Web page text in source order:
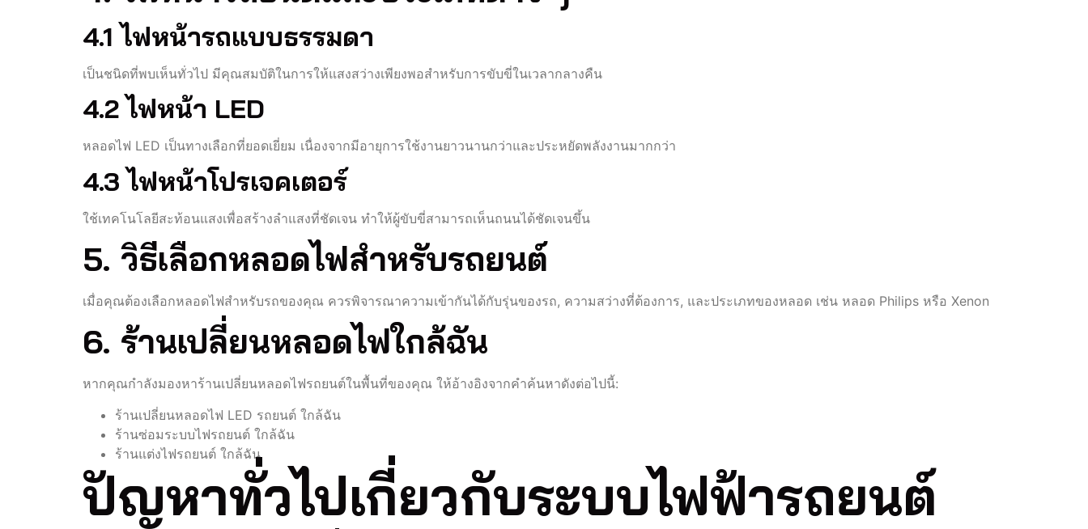
4.1 ไฟหน้ารถแบบธรรมดา
เป็นชนิดที่พบเห็นทั่วไป มีคุณสมบัติในการให้แสงสว่างเพียงพอสำหรับการขับขี่ในเวลากลางคืน
4.2 ไฟหน้า LED
หลอดไฟ LED เป็นทางเลือกที่ยอดเยี่ยม เนื่องจากมีอายุการใช้งานยาวนานกว่าและประหยัดพลังงานมากกว่า
4.3 ไฟหน้าโปรเจคเตอร์
ใช้เทคโนโลยีสะท้อนแสงเพื่อสร้างลำแสงที่ชัดเจน ทำให้ผู้ขับขี่สามารถเห็นถนนได้ชัดเจนขึ้น
5. วิธีเลือกหลอดไฟสำหรับรถยนต์
เมื่อคุณต้องเลือกหลอดไฟสำหรับรถของคุณ ควรพิจารณาความเข้ากันได้กับรุ่นของรถ, ความสว่างที่ต้องการ, และประเภทของหลอด เช่น หลอด Philips หรือ Xenon
6. ร้านเปลี่ยนหลอดไฟใกล้ฉัน
หากคุณกำลังมองหาร้านเปลี่ยนหลอดไฟรถยนต์ในพื้นที่ของคุณ ให้อ้างอิงจากคำค้นหาดังต่อไปนี้:
ร้านเปลี่ยนหลอดไฟ LED รถยนต์ ใกล้ฉัน
ร้านซ่อมระบบไฟรถยนต์ ใกล้ฉัน
ร้านแต่งไฟรถยนต์ ใกล้ฉัน
ปัญหาทั่วไปเกี่ยวกับระบบไฟฟ้ารถยนต์